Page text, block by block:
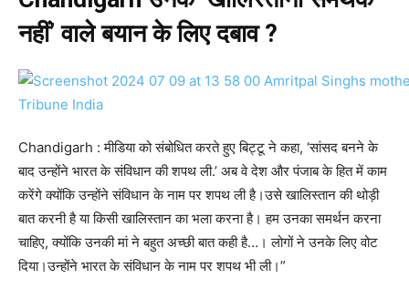
नहीं’ वाले बयान के लिए दबाव ?
Chandigarh : मीडिया को संबोधित करते हुए बिट्टू ने कहा, ‘सांसद बनने के
बाद उन्होंने भारत के संविधान की शपथ ली.’ अब वे देश और पंजाब के हित में काम
करेंगे क्योंकि उन्होंने संविधान के नाम पर शपथ ली है।उसे खालिस्तान की थोड़ी
बात करनी है या किसी खालिस्तान का भला करना है। हम उनका समर्थन करना
चाहिए, क्योंकि उनकी मां ने बहुत अच्छी बात कही है…। लोगों ने उनके लिए वोट
दिया।उन्होंने भारत के संविधान के नाम पर शपथ भी ली।”